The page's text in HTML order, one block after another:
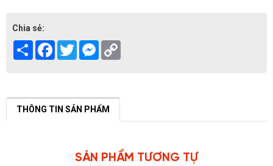
Chia sẻ:
Share Facebook
TwitterMessenger
THÔNG TIN SẢN PHẨM
SẢN PHẨM TƯƠNG TỰ